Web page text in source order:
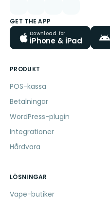
GET THE APP
Download for
iPhone & iPad
PRODUKT
POS-kassa
Betalningar
WordPress-plugin
Integrationer
Hårdvara
LÖSNINGAR
Vape-butiker